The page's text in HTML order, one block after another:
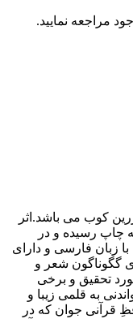
مراجعه نمایید.
کوب می باشد.اثر
چاپ رسیده و در
زبان فارسی و دارای
گگوناگون شعر و
تحقیق و برخی
به قلمی زیبا و
قرآنی جوان که در